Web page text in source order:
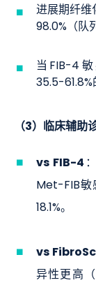
进展期纤维
98.0%（队
当FIB-4
35.5-61.8%
（3）临床辅助
vs FIB-4
Met-FIB敏
18.1%。
vs
异性更高